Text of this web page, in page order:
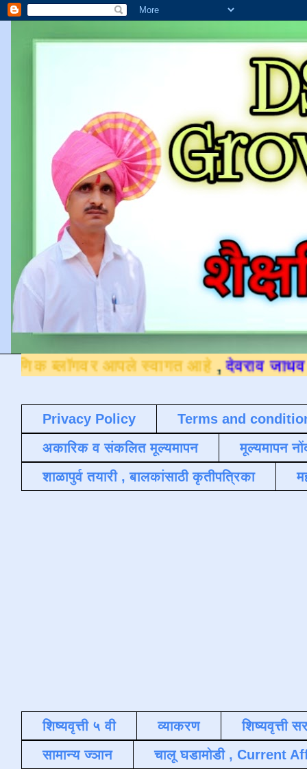
आपले स्वागत आहे,देवराव जाधव ९४०४३६४५०९
Privacy Policy
Terms and
अकारिक व संकलित मूल्यमापन
मूल्यमापन
शाळापुर्व तयारी , बालकांसाठी कृतीपत्रिका
शिष्यवृत्ती ५ वी व्याकरण
शिष्यवृत्ती
सामान्य ज्ञान
चालू घडामोडी , Current